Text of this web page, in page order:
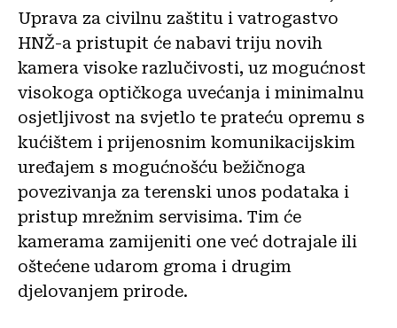
Uprava za civilnu zaštitu i vatrogastvo
HNŽ-a pristupit će nabavi triju novih
kamera visoke razlučivosti, uz mogućnost
visokoga optičkoga uvećanja i minimalnu
osjetljivost na svjetlo te prateću opremu s
kućištem i prijenosnim komunikacijskim
uređajem s mogućnošću bežičnoga
povezivanja za terenski unos podataka i
pristup mrežnim servisima. Tim će
kamerama zamijeniti one već dotrajale ili
oštećene udarom groma i drugim
djelovanjem prirode.